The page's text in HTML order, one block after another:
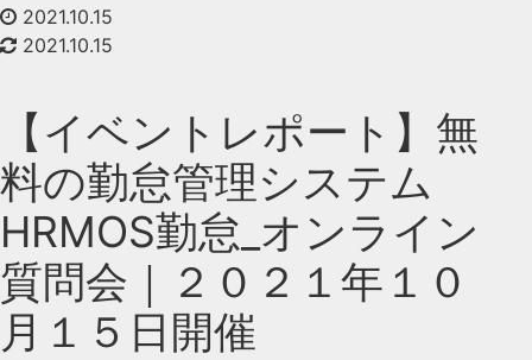
2021.10.15
2021.10.15
【イベントレポート】無
料の勤怠管理システム
HRMOS勤怠_オンライン
質問会｜２０２１年１０
月１５日開催